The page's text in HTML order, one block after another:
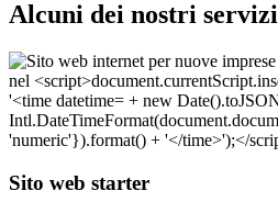
Alcuni dei nostri servizi
Sito web starter